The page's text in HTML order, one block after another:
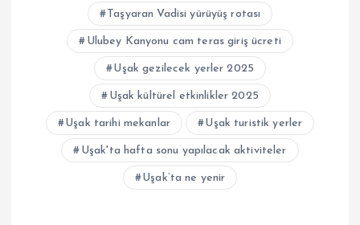
Taşyaran Vadisi yürüyüş rotası
Ulubey Kanyonu cam teras giriş ücreti
Uşak gezilecek yerler 2025
Uşak kültürel etkinlikler 2025
Uşak tarihi mekanlar Uşak turistik yerler
Uşak'ta hafta sonu yapılacak aktiviteler
Uşak’ta ne yenir